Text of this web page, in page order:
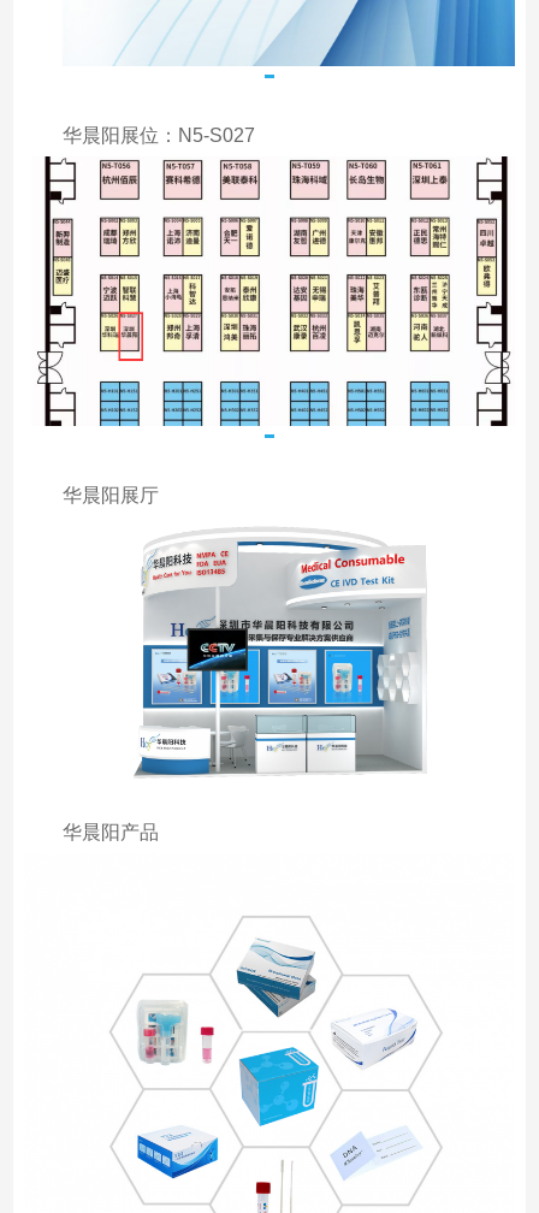
华晨阳展位：N5-S027
华晨阳展厅
华晨阳产品